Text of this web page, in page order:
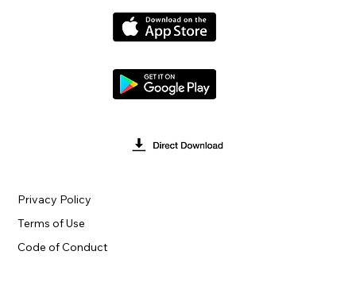
Terms of Use
Privacy Policy
Code of Conduct